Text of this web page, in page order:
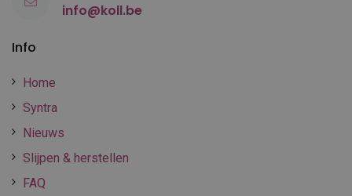
Info
Home
Syntra
Nieuws
Slijpen & herstellen
FAQ
info@koll.be